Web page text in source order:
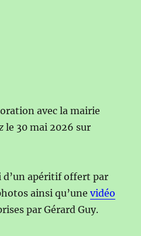
avec la mairie
le 30 mai 2026 sur
apéritif offert par
ainsi qu’une vidéo
par Gérard Guy.